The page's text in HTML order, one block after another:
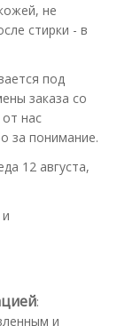
не
стирки - в
под
заказа со
нас
за понимание.
12 августа,
:
и